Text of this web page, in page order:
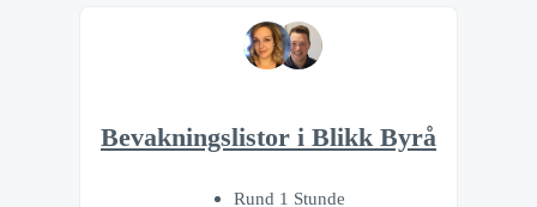
Bevakningslistor i Blikk Byrå
Rund 1 Stunde